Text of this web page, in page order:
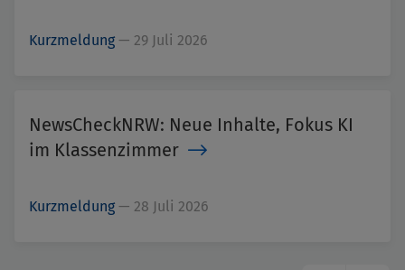
Kurzmeldung — 29 Juli 2026
NewsCheckNRW: Neue Inhalte, Fokus KI
im Klassenzimmer
Kurzmeldung — 28 Juli 2026